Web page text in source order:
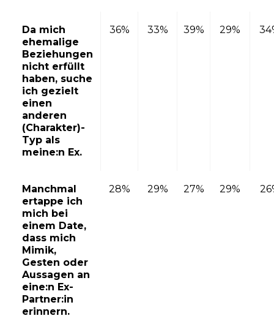
Da mich
ehemalige
Beziehungen
nicht erfüllt
haben, suche
ich gezielt
einen
anderen
(Charakter)-
Typ als
meine:n Ex.
36% 33% 39% 29%
Manchmal
ertappe ich
mich bei
einem Date,
dass mich
Mimik,
Gesten oder
Aussagen an
eine:n Ex-
Partner:in
erinnern.
28% 29% 27% 29%